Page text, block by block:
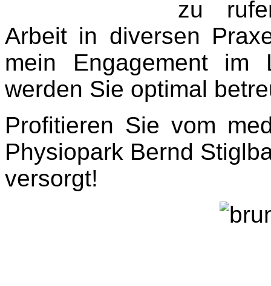
zu
Arbeit in diversen
mein Engagement im
werden Sie optimal
Profitieren Sie vom
Physiopark Bernd
versorgt!